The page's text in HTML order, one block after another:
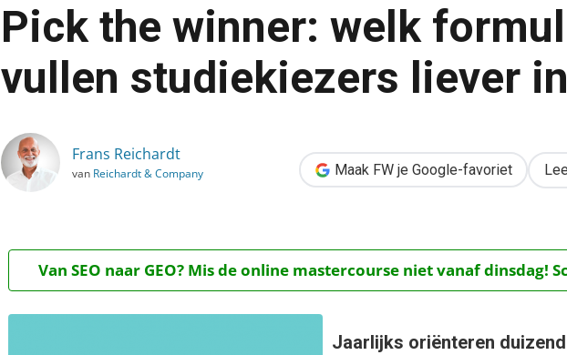
Klantcontact & CX
›
Pick the winner: welk
vullen studiekiezers liever
Frans Reichardt
van Reichardt & Company Maak FW je Google-favoriet
Van SEO naar GEO? Mis de online mastercourse niet vanaf dinsdag!
Jaarlijks oriënteren